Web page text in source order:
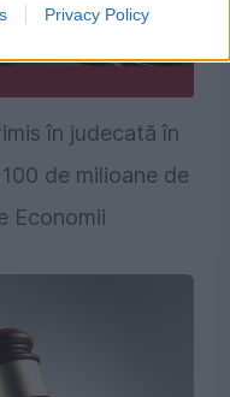
Privacy Policy
în judecată în
de milioane de
Economii